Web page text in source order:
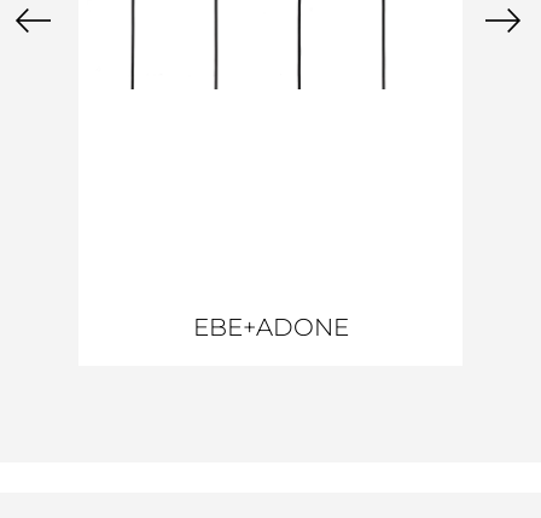
EBE+ADONE